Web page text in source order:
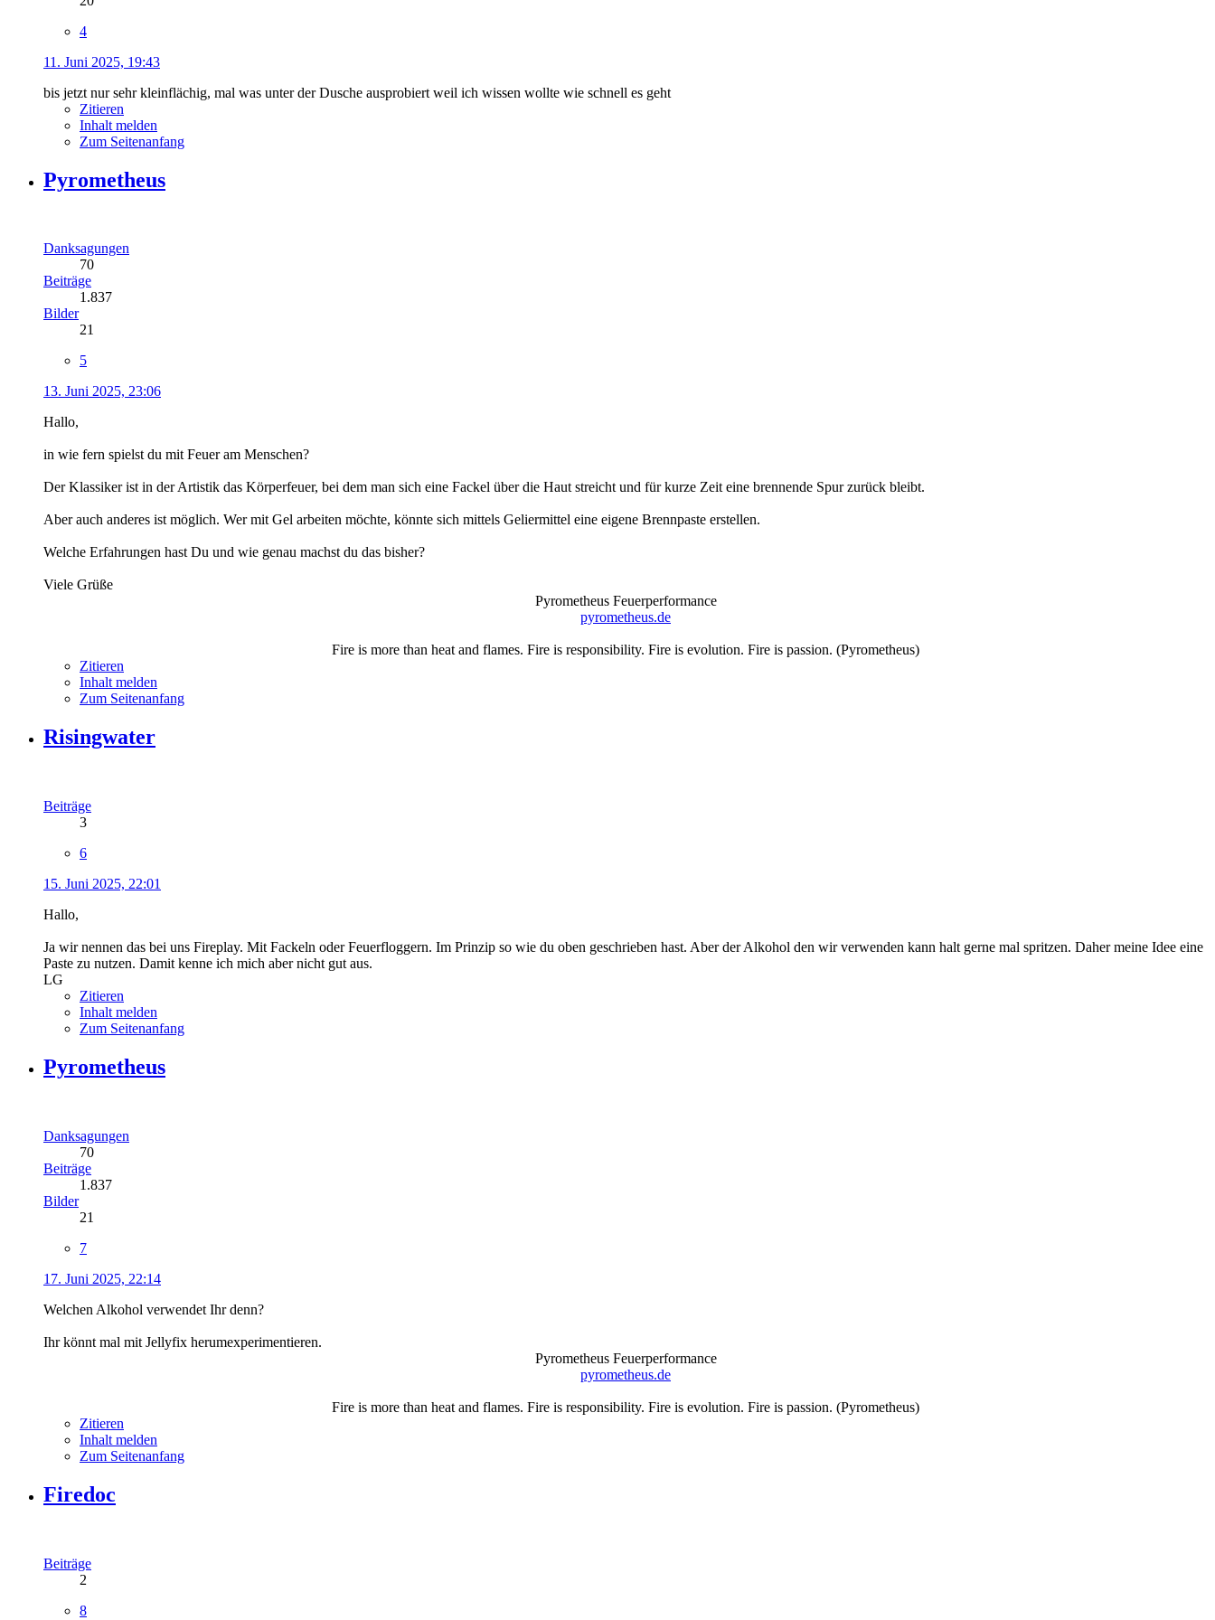
4
11. Juni 2025, 19:43
bis jetzt nur sehr kleinflächig, mal was unter der Dusche ausprobiert weil ich wissen wollte wie schnell es geht
Zitieren
Inhalt melden
Zum Seitenanfang
Pyrometheus
Danksagungen
70
Beiträge
1.837
Bilder
21
5
13. Juni 2025, 23:06
Hallo,
in wie fern spielst du mit Feuer am Menschen?
Der Klassiker ist in der Artistik das Körperfeuer, bei dem man sich eine Fackel über die Haut streicht und für kurze Zeit eine brennende Spur zurück bleibt.
Aber auch anderes ist möglich. Wer mit Gel arbeiten möchte, könnte sich mittels Geliermittel eine eigene Brennpaste erstellen.
Welche Erfahrungen hast Du und wie genau machst du das bisher?
Viele Grüße
Pyrometheus Feuerperformance
pyrometheus.de
Fire is more than heat and flames. Fire is responsibility. Fire is evolution. Fire is passion. (Pyrometheus)
Zitieren
Inhalt melden
Zum Seitenanfang
Risingwater
Beiträge
3
6
15. Juni 2025, 22:01
Hallo,
Ja wir nennen das bei uns Fireplay. Mit Fackeln oder Feuerfloggern. Im Prinzip so wie du oben geschrieben hast. Aber der Alkohol den wir verwenden kann halt gerne mal spritzen. Daher meine Idee eine
Paste zu nutzen. Damit kenne ich mich aber nicht gut aus.
LG
Zitieren
Inhalt melden
Zum Seitenanfang
Pyrometheus
Danksagungen
70
Beiträge
1.837
Bilder
21
7
17. Juni 2025, 22:14
Welchen Alkohol verwendet Ihr denn?
Ihr könnt mal mit Jellyfix herumexperimentieren.
Pyrometheus Feuerperformance
pyrometheus.de
Fire is more than heat and flames. Fire is responsibility. Fire is evolution. Fire is passion. (Pyrometheus)
Zitieren
Inhalt melden
Zum Seitenanfang
Firedoc
Beiträge
2
8